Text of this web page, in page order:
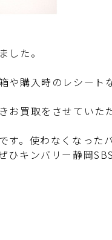
た。
や購入時のレシート
お買取をさせていた
す。使わなくなった
キンバリー静岡